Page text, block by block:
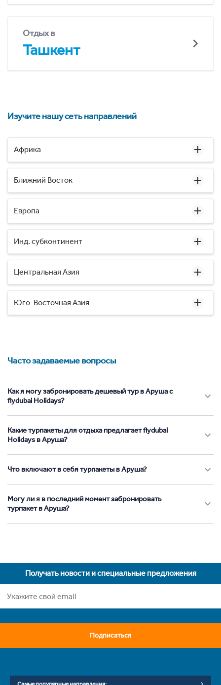
Отдых в
Ташкент
Изучите нашу сеть направлений
Африка
Ближний Восток
Европа
Инд. субконтинент
Центральная Азия
Юго-Восточная Азия
Часто задаваемые вопросы
Как я могу забронировать дешевый тур в Аруша с
flydubai Holidays?
Какие турпакеты для отдыха предлагает flydubai
Holidays в Аруша?
Что включают в себя турпакеты в Аруша?
Могу ли я в последний момент забронировать
турпакет в Аруша?
Получать новости и специальные предложения
Подписаться